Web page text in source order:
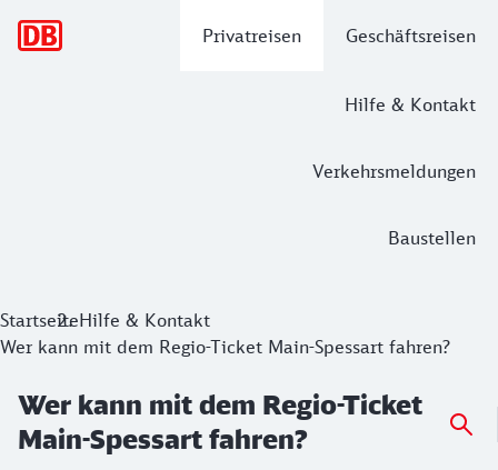
Privatreisen Geschäftsreisen
Hilfe & Kontakt
Verkehrsmeldungen
Baustellen
StartseiteHilfe & Kontakt
Wer kann mit dem Regio-Ticket Main-Spessart fahren?
Wer kann mit dem Regio-Ticket
Main-Spessart fahren?